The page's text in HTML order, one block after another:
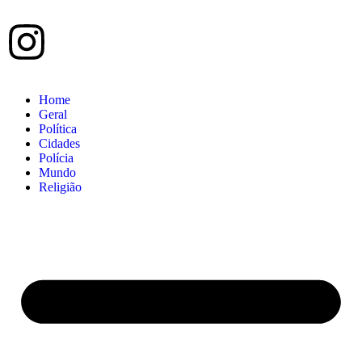
Home
Geral
Política
Cidades
Polícia
Mundo
Religião